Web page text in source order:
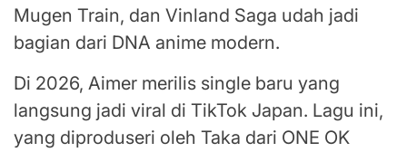
Mugen Train, dan Vinland Saga udah jadi
bagian dari DNA anime modern.
Di 2026, Aimer merilis single baru yang
langsung jadi viral di TikTok Japan. Lagu ini,
yang diproduseri oleh Taka dari ONE OK